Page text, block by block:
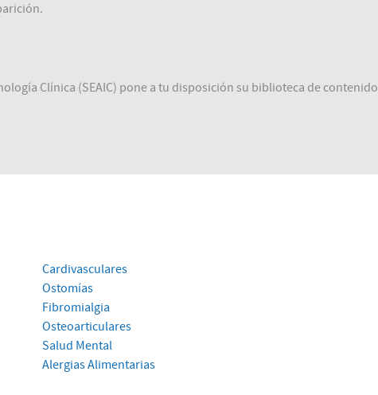
Clínica (SEAIC) pone a tu disposición su biblioteca de
Cardivasculares
Ostomías
Fibromialgia
Osteoarticulares
Salud Mental
Alergias Alimentarias